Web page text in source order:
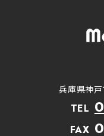
兵庫県神
TEL
FAX